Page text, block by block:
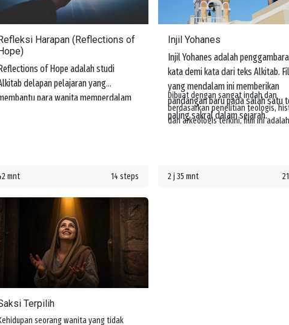
Refleksi Harapan (Reflections of
Hope)
Reflections of Hope adalah studi
delapan pelajaran yang
para wanita memperdalam
hidup.
mnt 14 steps
Injil Yohanes
Injil Yohanes adalah
kata demi kata dari teks Alkitab.
yang mendalam ini memberikan
pandangan baru pada salah satu
paling sakral dalam sejarah.
Dibuat dengan sangat indah dan
berdasarkan penelitian teologis,
dan arkeologis terkini, film ini adalah
2 j 35 mnt
Terpilih
seorang wanita yang tidak